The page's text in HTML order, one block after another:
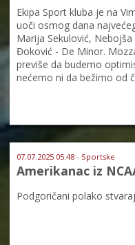
Ekipa Sport kluba je na
uoči osmog dana
Marija Sekulović,
Đoković - De Minor.
previše da budemo
nećemo ni da bežimo od
07.07.2025 05:48 - Sportske
Amerikanac iz
Podgoričani polako